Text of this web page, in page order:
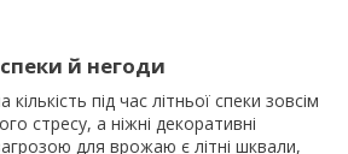
й негоди
під час літньої спеки зовсім
стресу, а ніжні декоративні
для врожаю є літні шквали,